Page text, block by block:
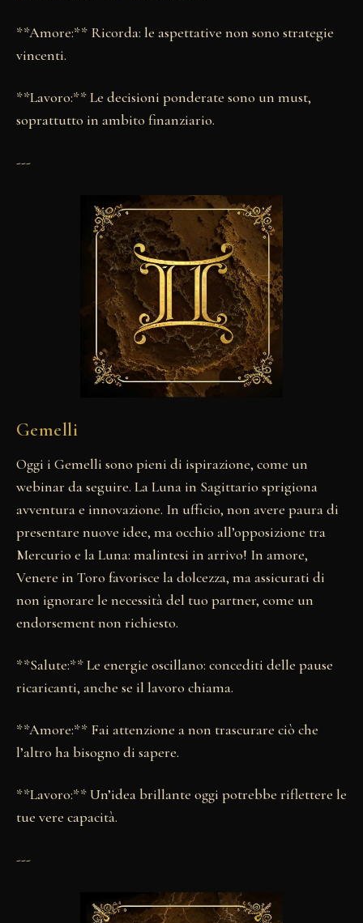
**Amore:** Ricorda: le aspettative non sono strategie
vincenti.
**Lavoro:** Le decisioni ponderate sono un must,
soprattutto in ambito finanziario.
---
Gemelli
Oggi i Gemelli sono pieni di ispirazione, come un
webinar da seguire. La Luna in Sagittario sprigiona
avventura e innovazione. In ufficio, non avere paura di
presentare nuove idee, ma occhio all’opposizione tra
Mercurio e la Luna: malintesi in arrivo! In amore,
Venere in Toro favorisce la dolcezza, ma assicurati di
non ignorare le necessità del tuo partner, come un
endorsement non richiesto.
**Salute:** Le energie oscillano: concediti delle pause
ricaricanti, anche se il lavoro chiama.
**Amore:** Fai attenzione a non trascurare ciò che
l’altro ha bisogno di sapere.
**Lavoro:** Un’idea brillante oggi potrebbe riflettere le
tue vere capacità.
---